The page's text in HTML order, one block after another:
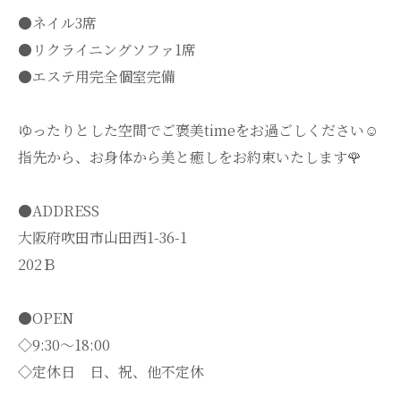
●ネイル3席
●リクライニングソファ1席
●エステ用完全個室完備
ゆったりとした空間でご褒美timeをお過ごしください☺️
指先から、お身体から美と癒しをお約束いたします🌹
●ADDRESS
大阪府吹田市山田西1-36-1
202Ｂ
●OPEN
◇9:30～18:00
◇定休日 日、祝、他不定休